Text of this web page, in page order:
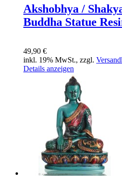
Akshobhya /
Buddha Statue
49,90 €
inkl. 19% MwSt., zzgl.
Details anzeigen